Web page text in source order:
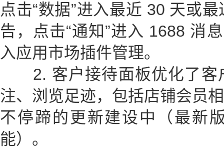
点击“数据”进入最近 30 天或
告，点击“通知”进入 1688 消
入应用市场插件管理。
2. 客户接待面板优化了客
注、浏览足迹，包括店铺会员
不停蹄的更新建设中（最新
能）。